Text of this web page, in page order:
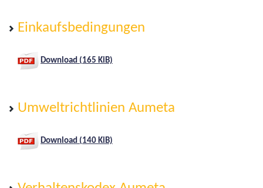
Einkaufsbedingungen
Download (165 KiB)
Umweltrichtlinien Aumeta
Download (140 KiB)